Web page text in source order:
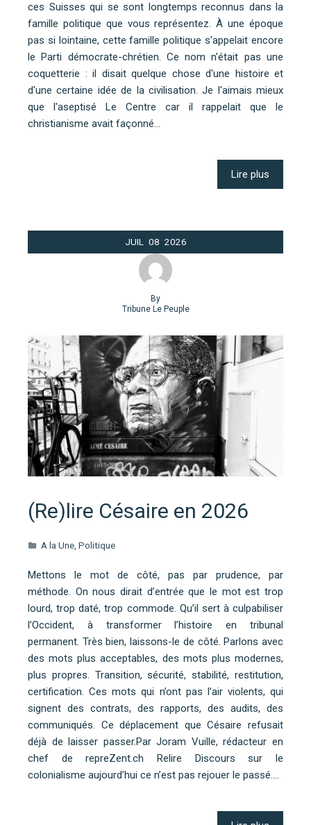
ces Suisses qui se sont longtemps reconnus dans la
famille politique que vous représentez. À une époque
pas si lointaine, cette famille politique s'appelait encore
le Parti démocrate-chrétien. Ce nom n'était pas une
coquetterie : il disait quelque chose d'une histoire et
d'une certaine idée de la civilisation. Je l'aimais mieux
que l'aseptisé Le Centre car il rappelait que le
christianisme avait façonné…
Lire plus
JUIL 08 2026
By
Tribune Le Peuple
(Re)lire Césaire en 2026
A la Une Politique
Mettons le mot de côté, pas par prudence, par
méthode. On nous dirait d’entrée que le mot est trop
lourd, trop daté, trop commode. Qu’il sert à culpabiliser
l’Occident, à transformer l’histoire en tribunal
permanent. Très bien, laissons-le de côté. Parlons avec
des mots plus acceptables, des mots plus modernes,
plus propres. Transition, sécurité, stabilité, restitution,
certification. Ces mots qui n’ont pas l’air violents, qui
signent des contrats, des rapports, des audits, des
communiqués. Ce déplacement que Césaire refusait
déjà de laisser passer.Par Joram Vuille, rédacteur en
chef de repreZent.ch Relire Discours sur le
colonialisme aujourd’hui ce n’est pas rejouer le passé.…